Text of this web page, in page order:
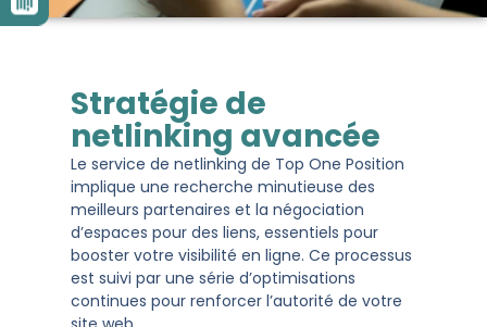
Stratégie de
netlinking avancée
Le service de netlinking de Top One Position
implique une recherche minutieuse des
meilleurs partenaires et la négociation
d’espaces pour des liens, essentiels pour
booster votre visibilité en ligne. Ce processus
est suivi par une série d’optimisations
continues pour renforcer l’autorité de votre